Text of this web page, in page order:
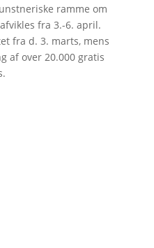
ramme om
fra 3.-6. april.
fra d. 3. marts, mens
af over 20.000 gratis